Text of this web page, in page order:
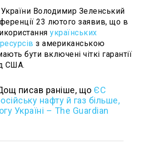
Володимир Зеленський
23 лютого заявив, що в
українських
з американською
бути включені чіткі гарантії
США.
писав раніше, що ЄС
нафту й газ більше,
Україні – The Guardian